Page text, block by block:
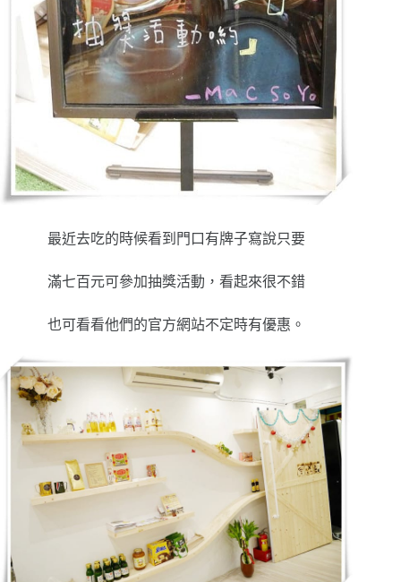
最近去吃的時候看到門口有牌子寫說只要
滿七百元可參加抽獎活動，看起來很不錯
也可看看他們的官方網站不定時有優惠。